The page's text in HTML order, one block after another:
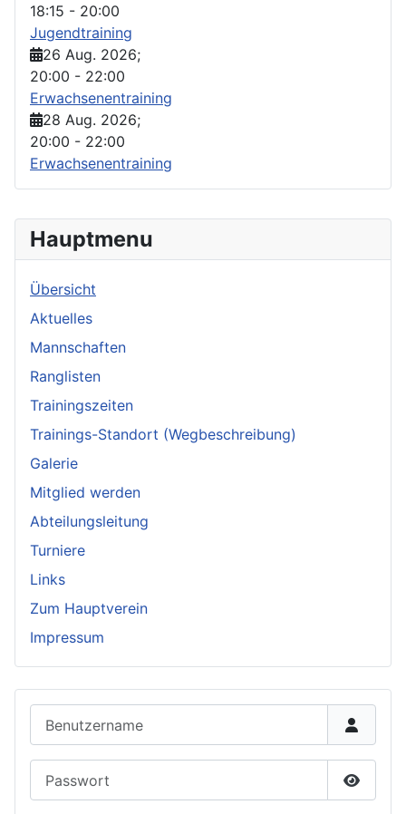
Hauptmenu
Übersicht
Aktuelles
Mannschaften
Ranglisten
Trainingszeiten
Trainings-Standort (Wegbeschreibung)
Galerie
Mitglied werden
Abteilungsleitung
Turniere
Links
Zum Hauptverein
Impressum
18:15 - 20:00
Jugendtraining
26 Aug. 2026;
20:00 - 22:00
Erwachsenentraining
28 Aug. 2026;
20:00 - 22:00
Erwachsenentraining